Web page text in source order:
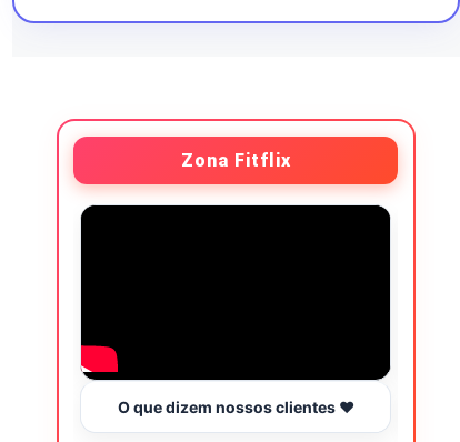
Zona Fitflix
O que dizem nossos clientes ❤️